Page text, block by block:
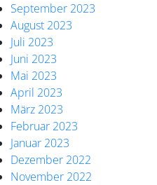
September 2023
August 2023
Juli 2023
Juni 2023
Mai 2023
April 2023
März 2023
Februar 2023
Januar 2023
Dezember 2022
November 2022